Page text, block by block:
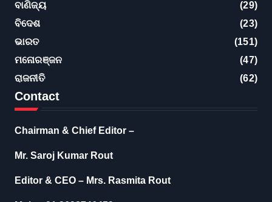
ବାଣିଜ୍ୟ
(29)
ବିଦେଶ
(23)
ଭାରତ
(151)
ମନୋରଞ୍ଜନ
(47)
ରାଜନୀତି
(62)
Contact
Chairman & Chief Editor –
Mr. Saroj Kumar Rout
Editor & CEO – Mrs. Rasmita Rout